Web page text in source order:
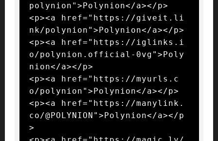
polynion">Polynion</a></p>
<p><a href="https://giveit.li
nk/polynion">Polynion</a></p>
<p><a href="https://iglinks.i
o/polynion.official-0vg">Poly
nion</a></p>
<p><a href="https://myurls.c
o/polynion">Polynion</a></p>
<p><a href="https://manylink.
co/@POLYNION">Polynion</a></p
>